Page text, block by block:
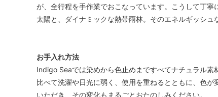
が、全行程を手作業でおこなっています。こうして丁
太陽と、ダイナミックな熱帯雨林。そのエネルギッシュ
お手入れ方法
Indigo Seaでは染めから色止めまですべてナチュラル
比べて洗濯や日光に弱く、使用を重ねるとともに、色
いただき、その変化もまるごとおたのしみください。